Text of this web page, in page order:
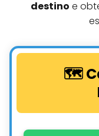
destino e
🗺️